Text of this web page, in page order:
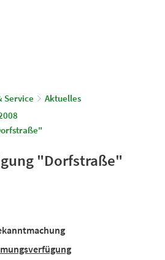
Service
Aktuelles
"Dorfstraße"